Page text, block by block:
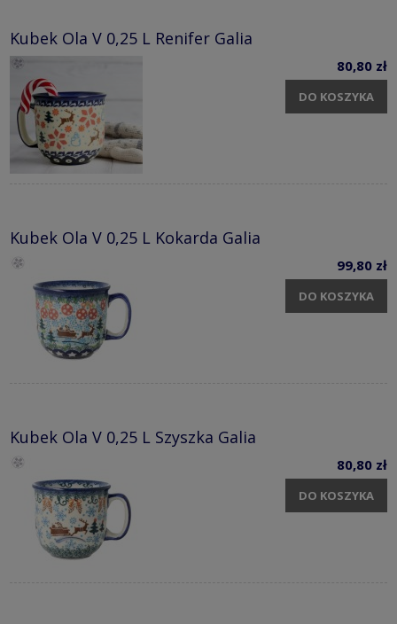
Kubek Ola V 0,25 L Renifer Galia
80,80 zł
DO KOSZYKA
Kubek Ola V 0,25 L Kokarda Galia
99,80 zł
DO KOSZYKA
Kubek Ola V 0,25 L Szyszka Galia
80,80 zł
DO KOSZYKA